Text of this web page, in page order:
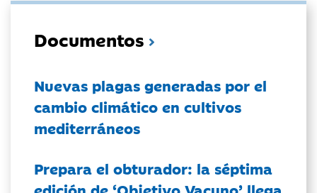
Documentos
Nuevas plagas generadas por el
cambio climático en cultivos
mediterráneos
Prepara el obturador: la séptima